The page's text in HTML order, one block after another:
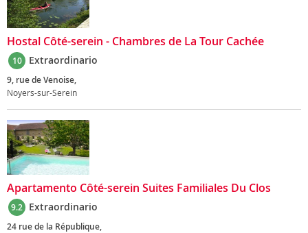
Hostal Côté-serein - Chambres de La Tour Cachée
10 Extraordinario
9, rue de Venoise,
Noyers-sur-Serein
Apartamento Côté-serein Suites Familiales Du Clos
9.2 Extraordinario
24 rue de la République,